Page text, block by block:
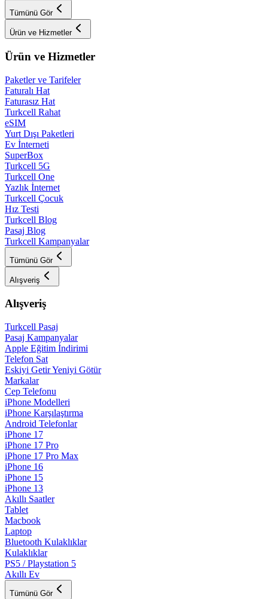
Tümünü Gör
Ürün ve Hizmetler
Ürün ve Hizmetler
Paketler ve Tarifeler
Faturalı Hat
Faturasız Hat
Turkcell Rahat
eSIM
Yurt Dışı Paketleri
Ev İnterneti
SuperBox
Turkcell 5G
Turkcell One
Yazlık İnternet
Turkcell Çocuk
Hız Testi
Turkcell Blog
Pasaj Blog
Turkcell Kampanyalar
Tümünü Gör
Alışveriş
Alışveriş
Turkcell Pasaj
Pasaj Kampanyalar
Apple Eğitim İndirimi
Telefon Sat
Eskiyi Getir Yeniyi Götür
Markalar
Cep Telefonu
iPhone Modelleri
iPhone Karşılaştırma
Android Telefonlar
iPhone 17
iPhone 17 Pro
iPhone 17 Pro Max
iPhone 16
iPhone 15
iPhone 13
Akıllı Saatler
Tablet
Macbook
Laptop
Bluetooth Kulaklıklar
Kulaklıklar
PS5 / Playstation 5
Akıllı Ev
Tümünü Gör